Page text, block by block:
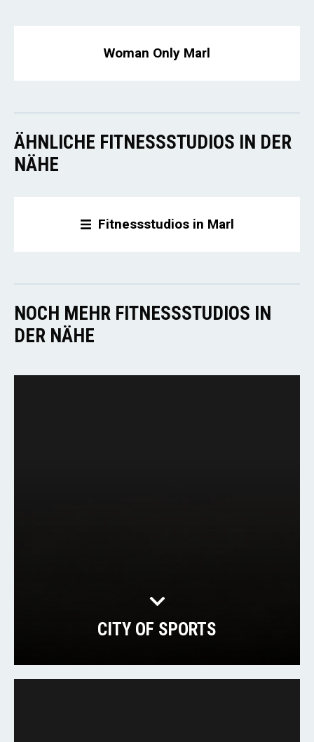
Woman Only Marl
ÄHNLICHE FITNESSSTUDIOS IN DER
NÄHE
Fitnessstudios in Marl
NOCH MEHR FITNESSSTUDIOS IN
DER NÄHE
CITY OF SPORTS